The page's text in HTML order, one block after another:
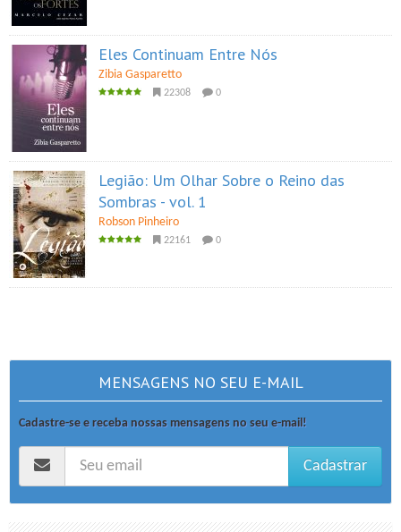
Eles Continuam Entre Nós
Zibia Gasparetto
22308 0
Legião: Um Olhar Sobre o Reino das
Sombras - vol. 1
Robson Pinheiro
22161 0
MENSAGENS NO SEU E-MAIL
Cadastre-se e receba nossas mensagens no seu e-mail!
Cadastrar